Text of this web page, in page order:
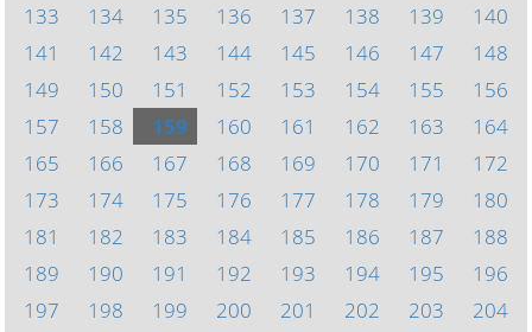
133
134 135 136 137 138 139
140
141
142 143 144 145 146 147
148
149
150 151 152 153 154 155
156
157
158 159 160 161 162 163
164
165
166 167 168 169 170 171
172
173
174 175 176 177 178 179
180
181
182 183 184 185 186 187
188
189
190 191 192 193 194 195
196
197
198 199 200 201 202 203
204